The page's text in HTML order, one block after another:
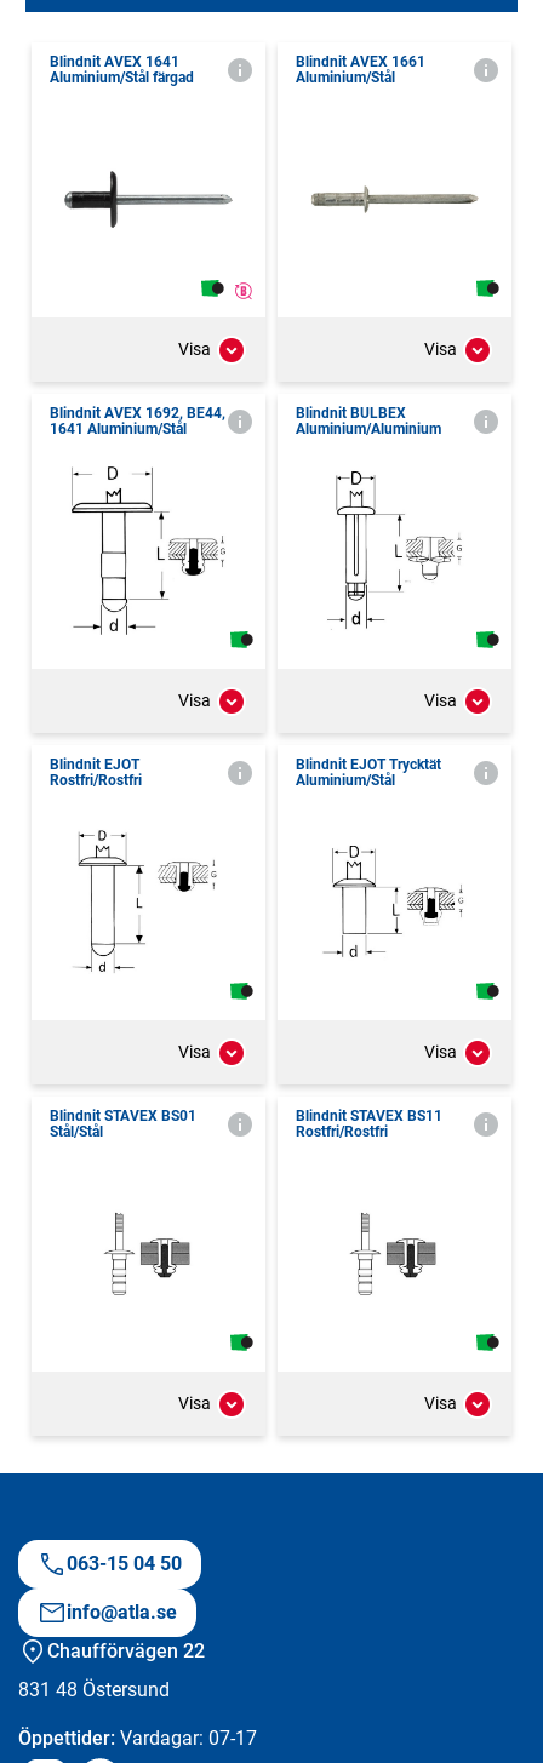
Blindnit AVEX 1641
Aluminium/Stål färgad
Visa
Blindnit AVEX 1661
Aluminium/Stål
Visa
Blindnit AVEX 1692, BE44,
1641 Aluminium/Stål
Visa
Blindnit BULBEX
Aluminium/Aluminium
Visa
Blindnit EJOT
Rostfri/Rostfri
Visa
Blindnit EJOT Trycktät
Aluminium/Stål
Visa
Blindnit STAVEX BS01
Stål/Stål
Visa
Blindnit STAVEX BS11
Rostfri/Rostfri
Visa
063-15 04 50
info@atla.se
Chaufförvägen 22
831 48 Östersund
Öppettider: Vardagar: 07-17